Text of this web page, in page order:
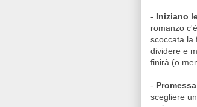
- Iniziano
romanzo
scoccata la
dividere e
finirà (o
-
scegliere